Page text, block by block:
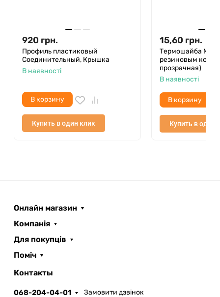
920 грн.
Профиль пластиковый
Соединительный, Крышка
В наявності
В корзину
Купить в один клик
15,60 грн.
Термошайба
резиновым
прозрачная)
В наявності
В корзину
Купить в один
Онлайн магазин
Компанія
Для покупців
Поміч
Контакты
068-204-04-01 Замовити дзвінок